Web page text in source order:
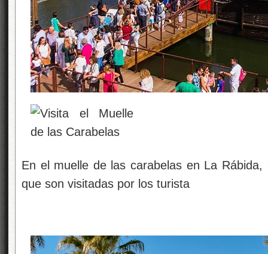
En el muelle de las carabelas en La
que son visitadas por los turista